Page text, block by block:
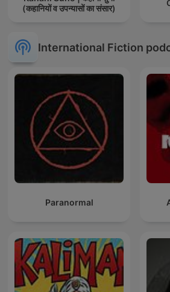
(कहानियों व उपन्यासों का संसार)
International Fiction
Paranormal